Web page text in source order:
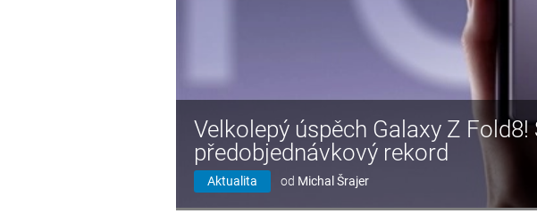
Velkolepý úspěch Galaxy Z
předobjednávkový rekord
Aktualita od Michal Šrajer